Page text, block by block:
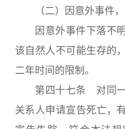
（二）因意外事件，
因意外事件下落不明
该自然人不可能生存的
二年时间的限制。
第四十七条 对同一
关系人申请宣告死亡，